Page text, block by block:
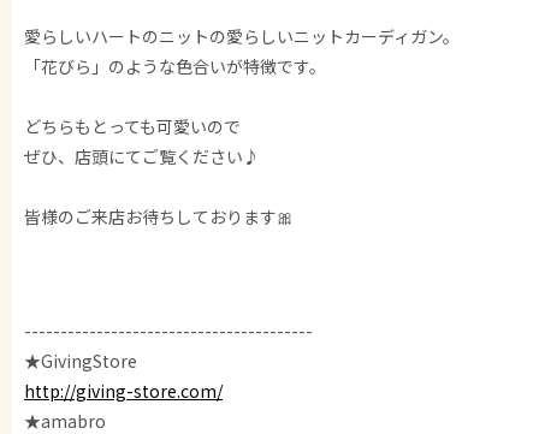
愛らしいハートのニットの愛らしいニットカーディガン。
「花びら」のような色合いが特徴です。
どちらもとっても可愛いので
ぜひ、店頭にてご覧ください♪
皆様のご来店お待ちしております🎀
----------------------------------------
★GivingStore
http://giving-store.com/
★amabro